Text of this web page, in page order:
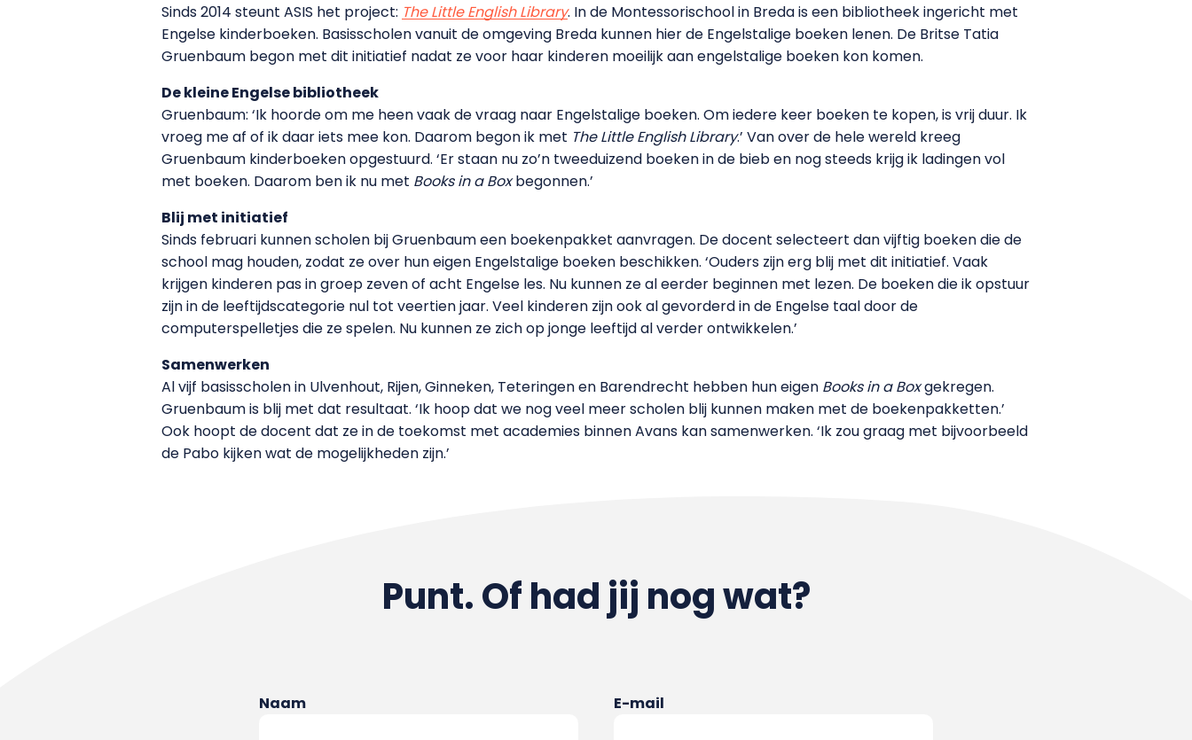
Sinds 2014 steunt ASIS het project: The Little English Library. In de Montessorischool in Breda is een bibliotheek ingericht met
Engelse kinderboeken. Basisscholen vanuit de omgeving Breda kunnen hier de Engelstalige boeken lenen. De Britse Tatia
Gruenbaum begon met dit initiatief nadat ze voor haar kinderen moeilijk aan engelstalige boeken kon komen.
De kleine Engelse bibliotheek
Gruenbaum: ‘Ik hoorde om me heen vaak de vraag naar Engelstalige boeken. Om iedere keer boeken te kopen, is vrij duur. Ik
vroeg me af of ik daar iets mee kon. Daarom begon ik met The Little English Library.’ Van over de hele wereld kreeg
Gruenbaum kinderboeken opgestuurd. ‘Er staan nu zo’n tweeduizend boeken in de bieb en nog steeds krijg ik ladingen vol
met boeken. Daarom ben ik nu met Books in a Boxbegonnen.’
Blij met initiatief
Sinds februari kunnen scholen bij Gruenbaum een boekenpakket aanvragen. De docent selecteert dan vijftig boeken die de
school mag houden, zodat ze over hun eigen Engelstalige boeken beschikken. ‘Ouders zijn erg blij met dit initiatief. Vaak
krijgen kinderen pas in groep zeven of acht Engelse les. Nu kunnen ze al eerder beginnen met lezen. De boeken die ik opstuur
zijn in de leeftijdscategorie nul tot veertien jaar. Veel kinderen zijn ook al gevorderd in de Engelse taal door de
computerspelletjes die ze spelen. Nu kunnen ze zich op jonge leeftijd al verder ontwikkelen.’
Samenwerken
Al vijf basisscholen in Ulvenhout, Rijen, Ginneken, Teteringen en Barendrecht hebben hun eigen Books in a Boxgekregen.
Gruenbaum is blij met dat resultaat. ‘Ik hoop dat we nog veel meer scholen blij kunnen maken met de boekenpakketten.’
Ook hoopt de docent dat ze in de toekomst met academies binnen Avans kan samenwerken. ‘Ik zou graag met bijvoorbeeld
de Pabo kijken wat de mogelijkheden zijn.’
Punt. Of had jij nog wat?
Naam E-mail